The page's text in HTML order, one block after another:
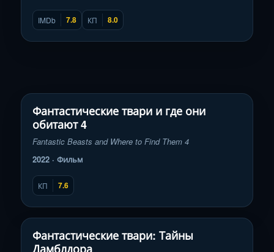
IMDb 7.8 КП 8.0
▶
Фантастические твари и где они
обитают 4
Fantastic Beasts and Where to Find Them 4
2022 · Фильм
КП 7.6
▶
Фантастические твари: Тайны